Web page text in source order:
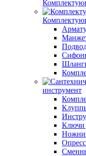
инструмент
Ключи